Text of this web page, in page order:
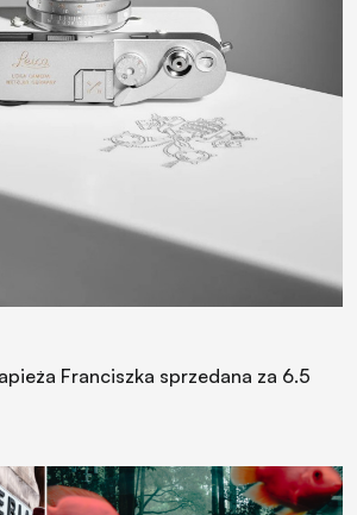
Franciszka sprzedana za 6.5